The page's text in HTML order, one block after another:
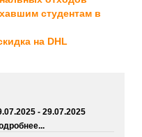
студентам в
на DHL
- 29.07.2025